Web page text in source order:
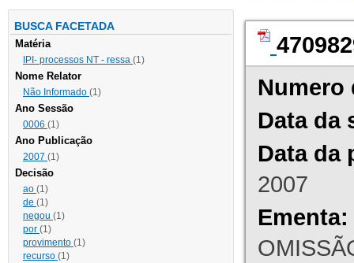
BUSCA FACETADA
Matéria
IPI- processos NT - ressa (1)
Nome Relator
Não Informado (1)
Ano Sessão
0006 (1)
Ano Publicação
2007 (1)
Decisão
ao (1)
de (1)
negou (1)
por (1)
provimento (1)
recurso (1)
Numero
Data da
Data da
2007
Ementa: